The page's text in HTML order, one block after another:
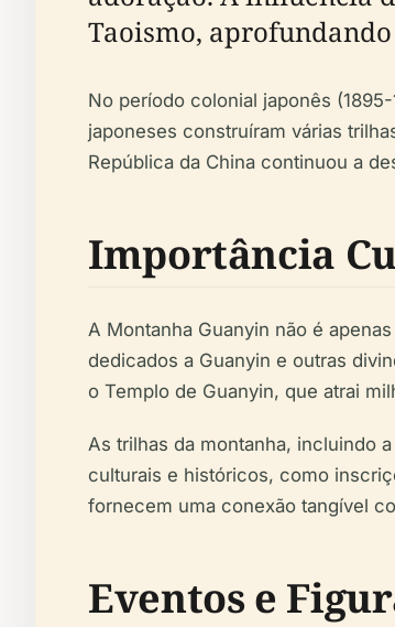
Taoismo,
No período colonial japonês
japoneses construíram várias
República da China continuou a
Importância
A Montanha Guanyin não é
dedicados a Guanyin e outras
o Templo de Guanyin, que atrai
As trilhas da montanha, incluindo
culturais e históricos, como
fornecem uma conexão tangível
Eventos e